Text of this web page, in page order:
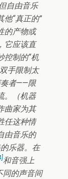
自由音乐
他“真正的”
的产物或
它应该直
控制的“机
手限制太
奏者——限
。（机器
曲家为其
任这种情
由音乐的
乐器。在
和音强上
同的声音间